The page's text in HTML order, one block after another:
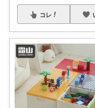
コレ